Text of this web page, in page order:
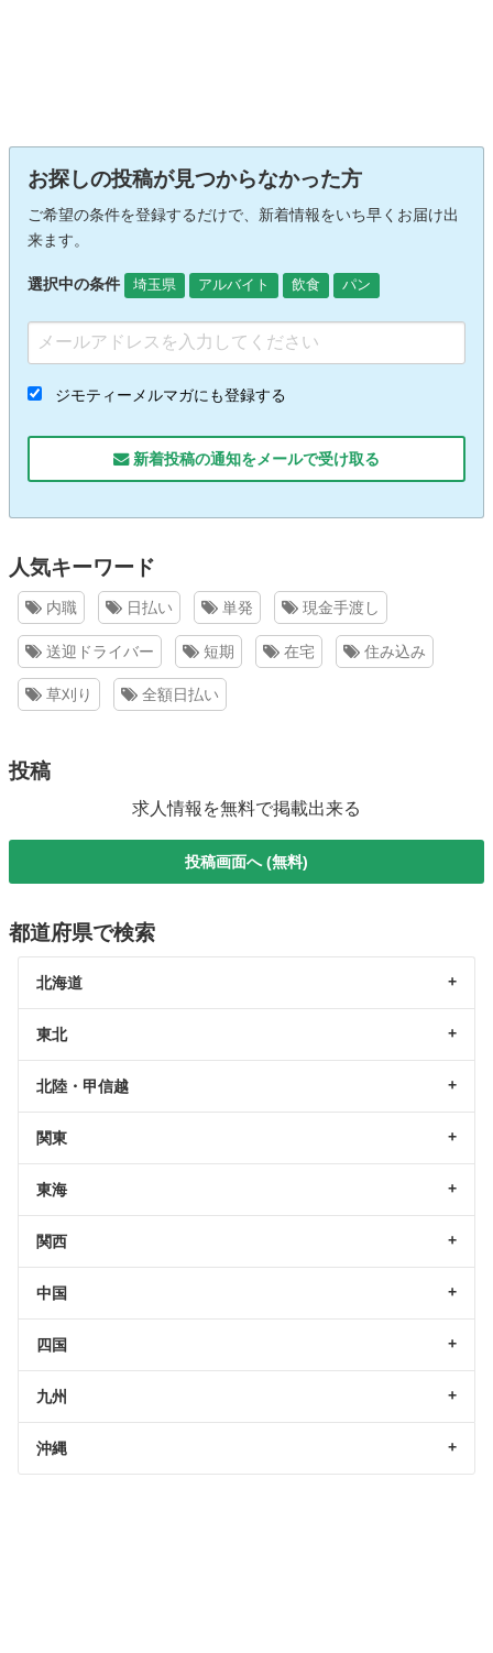
お探しの投稿が見つからなかった方
ご希望の条件を登録するだけで、新着情報をいち早くお届け出
来ます。
選択中の条件 埼玉県 アルバイト 飲食 パン
ジモティーメルマガにも登録する
新着投稿の通知をメールで受け取る
人気キーワード
内職 日払い 単発 現金手渡し
送迎ドライバー 短期 在宅 住み込み
草刈り 全額日払い
投稿
求人情報を無料で掲載出来る
投稿画面へ (無料)
都道府県で検索
北海道
東北
北陸・甲信越
関東
東海
関西
中国
四国
九州
沖縄